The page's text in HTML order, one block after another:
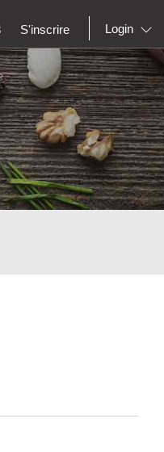
S'inscrire Login